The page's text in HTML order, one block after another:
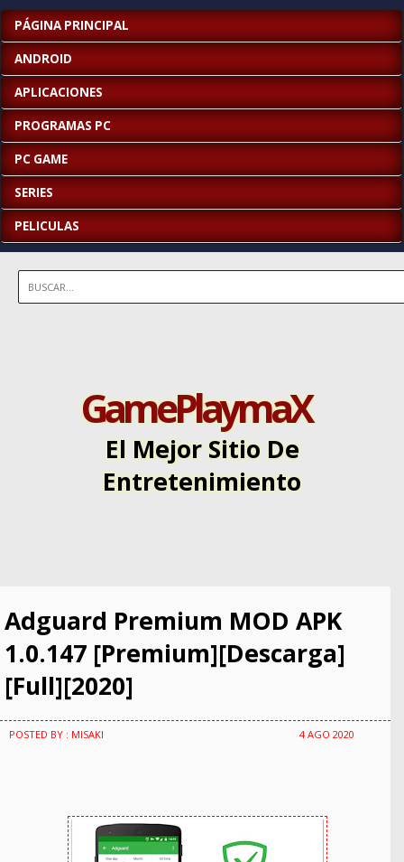
PÁGINA PRINCIPAL
ANDROID
APLICACIONES
PROGRAMAS PC
PC GAME
SERIES
PELICULAS
GamePlaymaX
El Mejor Sitio De
Entretenimiento
Adguard Premium MOD APK
1.0.147 [Premium][Descarga]
[Full][2020]
POSTED BY : MISAKI 4 AGO 2020